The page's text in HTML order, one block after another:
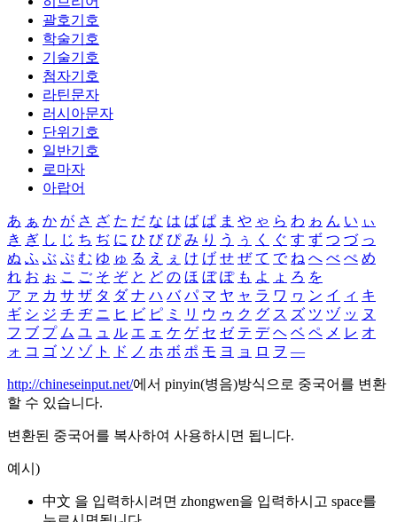
괄호기호
학술기호
기술기호
첨자기호
라틴문자
러시아문자
단위기호
일반기호
로마자
아랍어
あ ぁ か が さ ざ た だ な は ば ぱ ま や ゃ ら わ ゎ ん い ぃ
き ぎ し じ ち ぢ に ひ び ぴ み り う ぅ く ぐ す ず つ づ っ
ぬ ふ ぶ ぷ む ゆ ゅ る え ぇ け げ せ ぜ て で ね へ べ ぺ め
れ お ぉ こ ご そ ぞ と ど の ほ ぼ ぽ も よ ょ ろ を
ア ァ カ サ ザ タ ダ ナ ハ バ パ マ ヤ ャ ラ ワ ヮ ン イ ィ キ
ギ シ ジ チ ヂ ニ ヒ ビ ピ ミ リ ウ ゥ ク グ ス ズ ツ ヅ ッ ヌ
フ ブ プ ム ユ ュ ル エ ェ ケ ゲ セ ゼ テ デ ヘ ベ ペ メ レ オ
ォ コ ゴ ソ ゾ ト ド ノ ホ ボ ポ モ ヨ ョ ロ ヲ ―
http://chineseinput.net/에서 pinyin(병음)방식으로 중국어를 변환
할 수 있습니다.
변환된 중국어를 복사하여 사용하시면 됩니다.
예시)
中文 을 입력하시려면 zhongwen을 입력하시고 space를